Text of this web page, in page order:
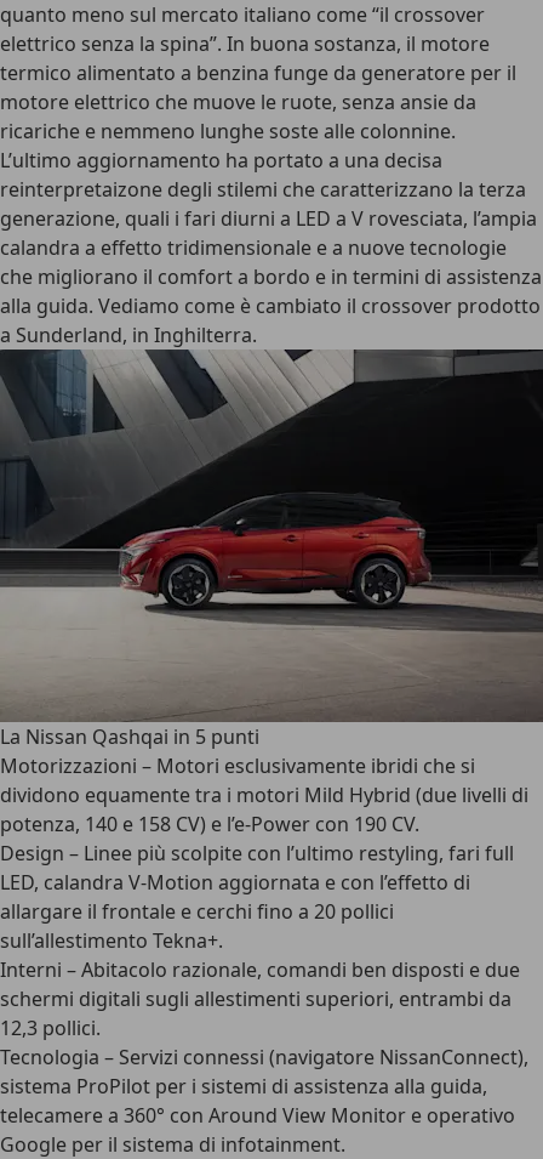
quanto meno sul mercato italiano come “il crossover
elettrico senza la spina”. In buona sostanza, il motore
termico alimentato a benzina funge da generatore per il
motore elettrico che muove le ruote, senza ansie da
ricariche e nemmeno lunghe soste alle colonnine.
L’ultimo aggiornamento ha portato a una decisa
reinterpretaizone degli stilemi che caratterizzano la terza
generazione, quali i fari diurni a LED a V rovesciata, l’ampia
calandra a effetto tridimensionale e a nuove tecnologie
che migliorano il comfort a bordo e in termini di assistenza
alla guida. Vediamo come è cambiato il crossover prodotto
a Sunderland, in Inghilterra.
La Nissan Qashqai in 5 punti
Motorizzazioni – Motori esclusivamente ibridi che si
dividono equamente tra i motori Mild Hybrid (due livelli di
potenza, 140 e 158 CV) e l’e-Power con 190 CV.
Design – Linee più scolpite con l’ultimo restyling, fari full
LED, calandra V-Motion aggiornata e con l’effetto di
allargare il frontale e cerchi fino a 20 pollici
sull’allestimento Tekna+.
Interni – Abitacolo razionale, comandi ben disposti e due
schermi digitali sugli allestimenti superiori, entrambi da
12,3 pollici.
Tecnologia – Servizi connessi (navigatore NissanConnect),
sistema ProPilot per i sistemi di assistenza alla guida,
telecamere a 360° con Around View Monitor e operativo
Google per il sistema di infotainment.